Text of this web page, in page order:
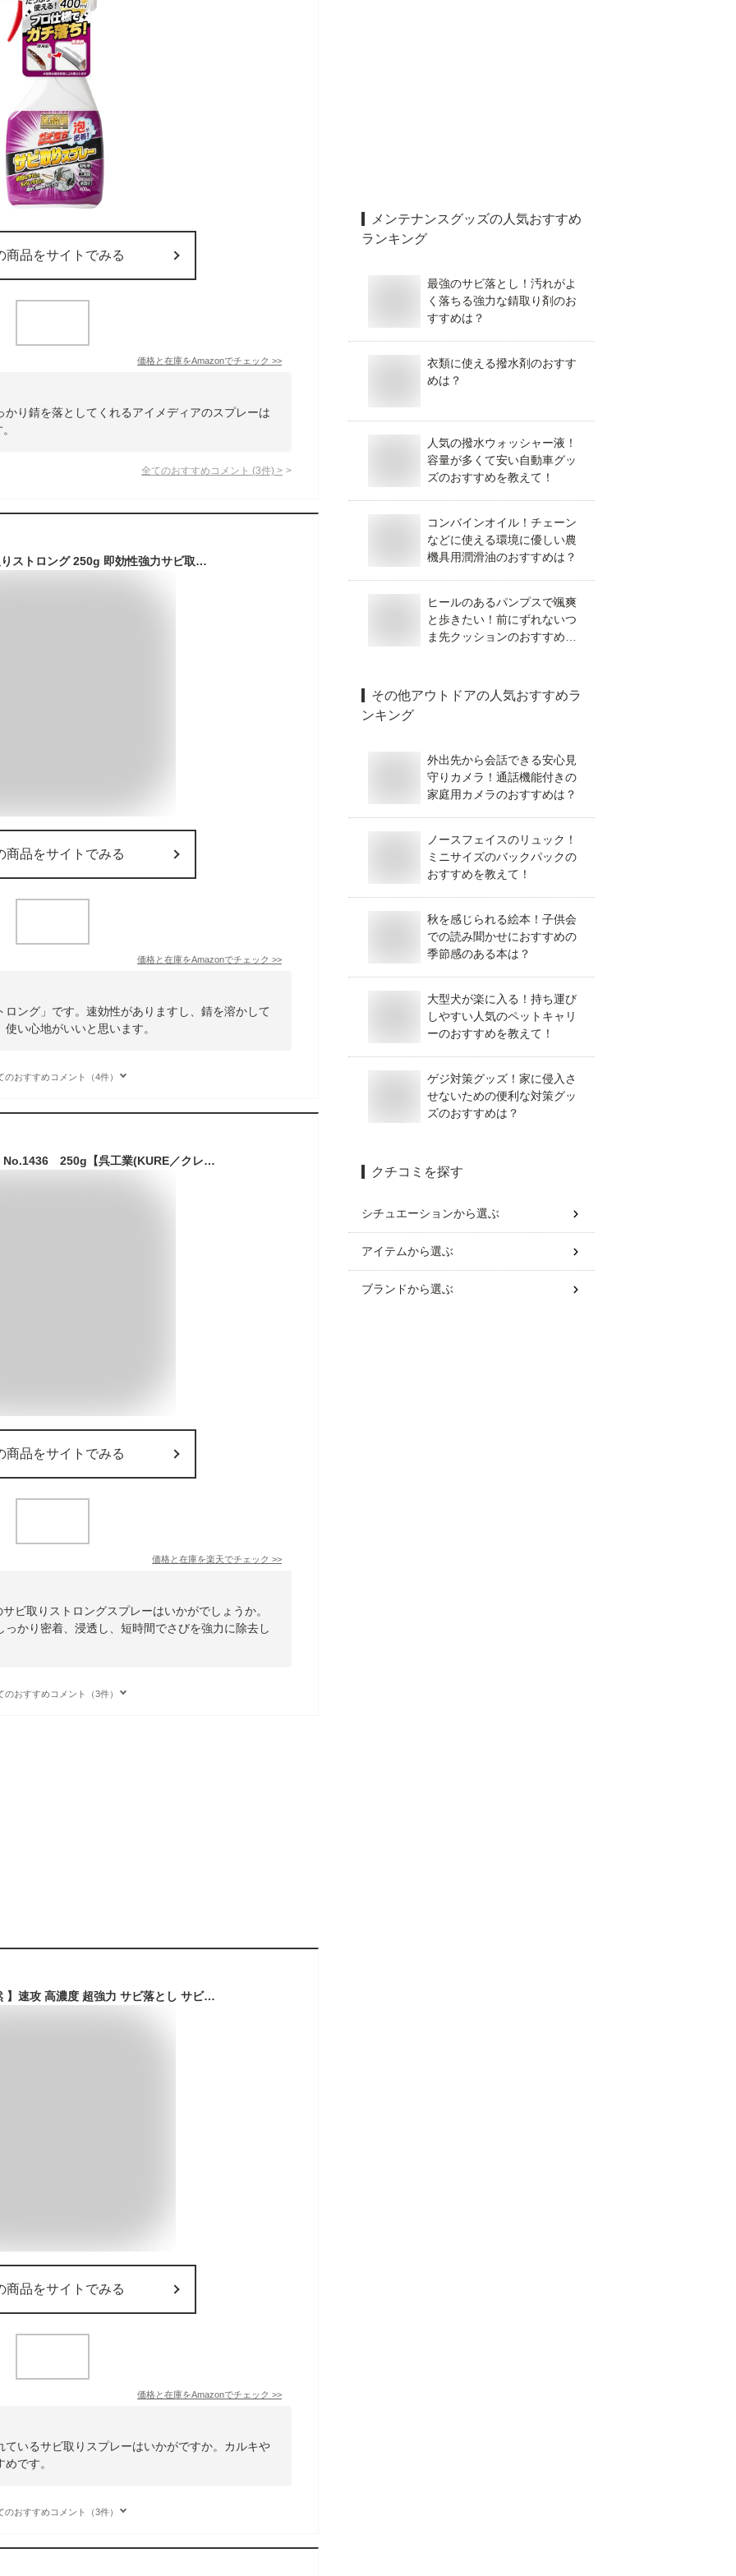
商品をサイトでみる
価格と在庫をAmazonでチェック >>
り錆を落としてくれるアイメディアのスプレーは
全てのおすすめコメント (3件) >
KURE(呉工業) サビ取りストロング 250g 即効性強力サビ取り剤 1436
商品をサイトでみる
価格と在庫をAmazonでチェック >>
ング」です。速効性がありますし、錆を溶かして
い心地がいいと思います。
のおすすめコメント（4件）
サビ取りストロング No.1436 250g【呉工業(KURE／クレ)】
商品をサイトでみる
価格と在庫を楽天でチェック >>
ビ取りストロングスプレーはいかがでしょうか。
かり密着、浸透し、短時間でさびを強力に除去し
のおすすめコメント（3件）
有吉ゼミ【プロも唖然 】速攻 高濃度 超強力 サビ落とし サビ取り サビ取り剤【プロ仕様 】インパクトデスケーラー (ハード ph0.8) 150ml スプレー 錆びとり キッチン バイク 車 自転車 チェーン 工具 真鍮 鉄サビ もらいサビ 青錆 鉄 尿石 さび落とし 錆取り さびとり 安全 強酸性
商品をサイトでみる
価格と在庫をAmazonでチェック >>
いるサビ取りスプレーはいかがですか。カルキや
です。
のおすすめコメント（3件）
メンテナンスグッズの人気おすすめ
ランキング
最強のサビ落とし！汚れがよ
く落ちる強力な錆取り剤のお
すすめは？
衣類に使える撥水剤のおすす
めは？
人気の撥水ウォッシャー液！
容量が多くて安い自動車グッ
ズのおすすめを教えて！
コンバインオイル！チェーン
などに使える環境に優しい農
機具用潤滑油のおすすめは？
ヒールのあるパンプスで颯爽
と歩きたい！前にずれないつ
ま先クッションのおすすめ
その他アウトドアの人気おすすめラ
ンキング
外出先から会話できる安心見
守りカメラ！通話機能付きの
家庭用カメラのおすすめは？
ノースフェイスのリュック！
ミニサイズのバックパックの
おすすめを教えて！
秋を感じられる絵本！子供会
での読み聞かせにおすすめの
季節感のある本は？
大型犬が楽に入る！持ち運び
しやすい人気のペットキャリ
ーのおすすめを教えて！
ゲジ対策グッズ！家に侵入さ
せないための便利な対策グッ
ズのおすすめは？
クチコミを探す
シチュエーションから選ぶ
アイテムから選ぶ
ブランドから選ぶ